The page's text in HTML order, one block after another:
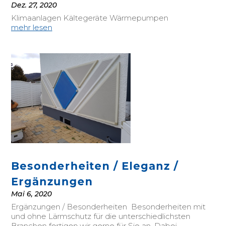
Dez. 27, 2020
Klimaanlagen Kältegeräte Wärmepumpen
mehr lesen
Besonderheiten / Eleganz /
Ergänzungen
Mai 6, 2020
Ergänzungen / Besonderheiten Besonderheiten mit
und ohne Lärmschutz für die unterschiedlichsten